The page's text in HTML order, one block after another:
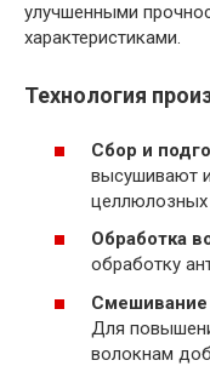
улучшенными
характеристиками.
Технология
Сбор и
высушивают
целлюлозных
Обработка
обработку
Для
волокнам